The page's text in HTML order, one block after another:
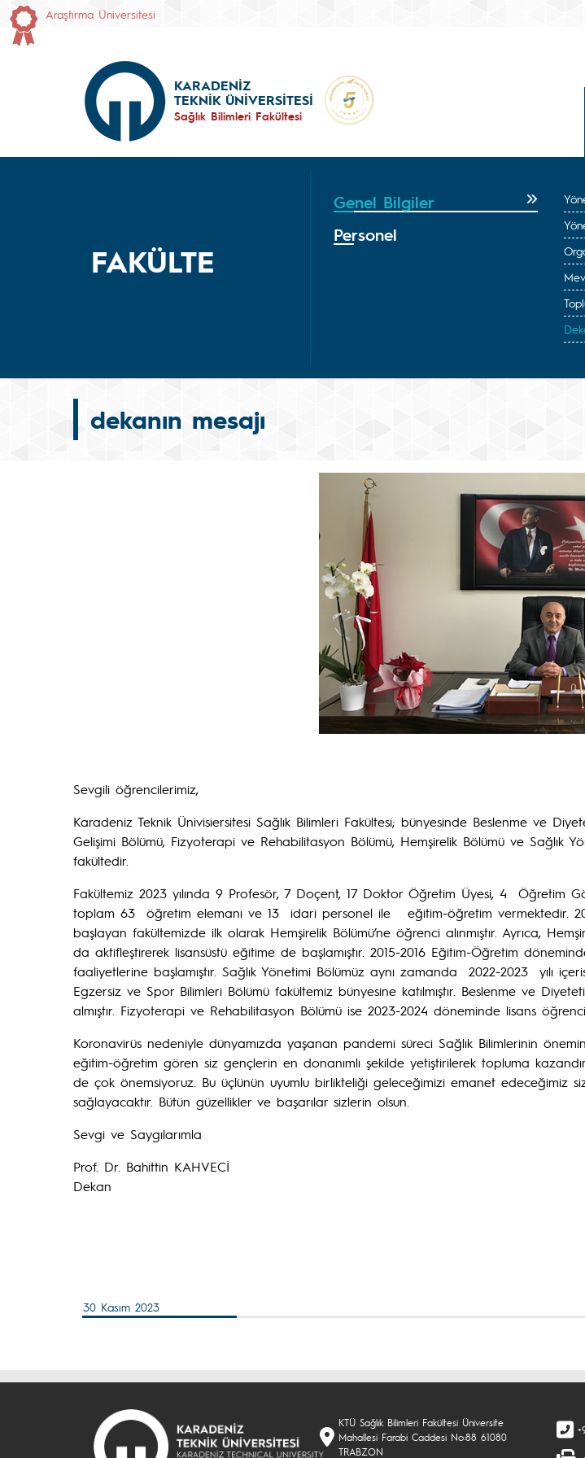
Araştırma Üniversitesi
KARADENİZ
TEKNİK ÜNİVERSİTESİ
Sağlık Bilimleri Fakültesi
FAKÜLTE
Genel Bilgiler
Personel
dekanın mesajı
Sevgili öğrencilerimiz,
Karadeniz Teknik Ünivisiersitesi Sağlık Bilimleri Fakültesi; bünyesinde Beslenme ve
Gelişimi Bölümü, Fizyoterapi ve Rehabilitasyon Bölümü, Hemşirelik Bölümü ve Sağlık
fakültedir.
Fakültemiz 2023 yılında 9 Profesör, 7 Doçent, 17 Doktor Öğretim Üyesi, 4 Öğretim
toplam 63 öğretim elemanı ve 13 idari personel ile eğitim-öğretim vermektedir.
başlayan fakültemizde ilk olarak Hemşirelik Bölümü’ne öğrenci alınmıştır. Ayrıca,
da aktifleştirerek lisansüstü eğitime de başlamıştır. 2015-2016 Eğitim-Öğretim
faaliyetlerine başlamıştır. Sağlık Yönetimi Bölümüz aynı zamanda 2022-2023 yılı
Egzersiz ve Spor Bilimleri Bölümü fakültemiz bünyesine katılmıştır. Beslenme ve
almıştır. Fizyoterapi ve Rehabilitasyon Bölümü ise 2023-2024 döneminde lisans
Koronavirüs nedeniyle dünyamızda yaşanan pandemi süreci Sağlık Bilimlerinin
eğitim-öğretim gören siz gençlerin en donanımlı şekilde yetiştirilerek topluma
de çok önemsiyoruz. Bu üçlünün uyumlu birlikteliği geleceğimizi emanet edeceğimiz
sağlayacaktır. Bütün güzellikler ve başarılar sizlerin olsun.
Sevgi ve Saygılarımla
Prof. Dr. Bahittin KAHVECİ
Dekan
30 Kasım 2023
KTÜ Sağlık Bilimleri Fakültesi Üniversite
Mahallesi Farabi Caddesi No:88 61080
TRABZON